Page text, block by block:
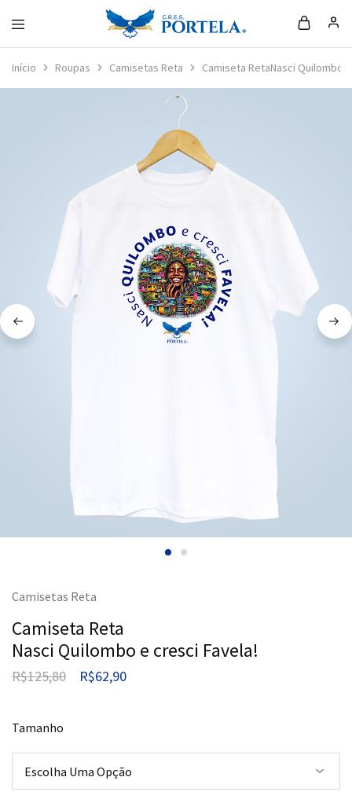
Loja
Portela
Início Roupas Camisetas Reta Camiseta RetaNasci Quilombo
Camisetas Reta
Camiseta Reta
Nasci Quilombo e cresci Favela!
R$125,80 R$62,90
Tamanho